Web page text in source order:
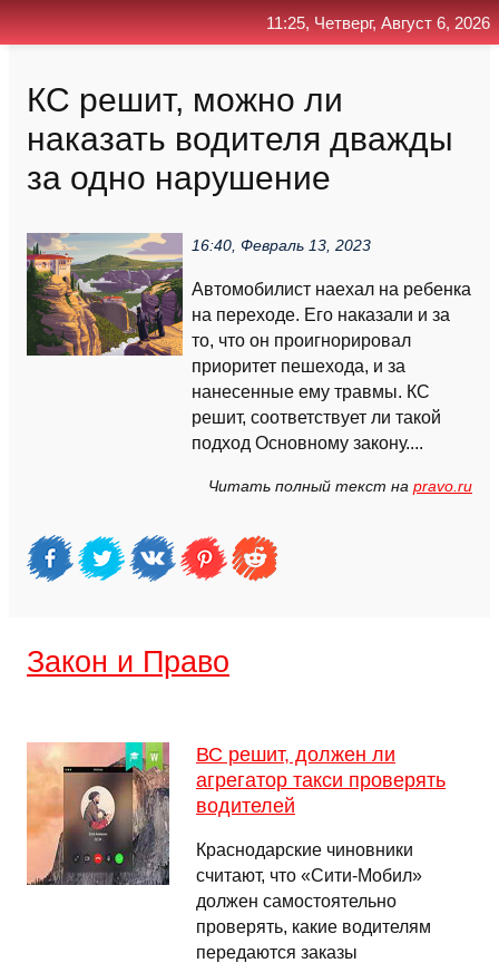
КС решит, можно ли
наказать водителя дважды
за одно нарушение
16:40, Февраль 13, 2023
Автомобилист наехал на ребенка
на переходе. Его наказали и за
то, что он проигнорировал
приоритет пешехода, и за
нанесенные ему травмы. КС
решит, соответствует ли такой
подход Основному закону....
Читать полный текст на pravo.ru
Закон и Право
ВС решит, должен ли
агрегатор такси проверять
водителей
Краснодарские чиновники
считают, что «Сити-Мобил»
должен самостоятельно
проверять, какие водителям
передаются заказы
11:25, Четверг, Август 6, 2026